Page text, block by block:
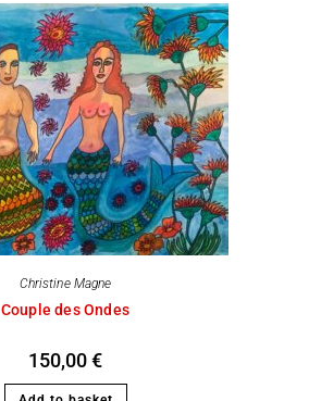
Christine Magne
Couple des Ondes
150,00€